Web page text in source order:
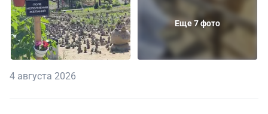
Еще 7 фото
4 августа 2026